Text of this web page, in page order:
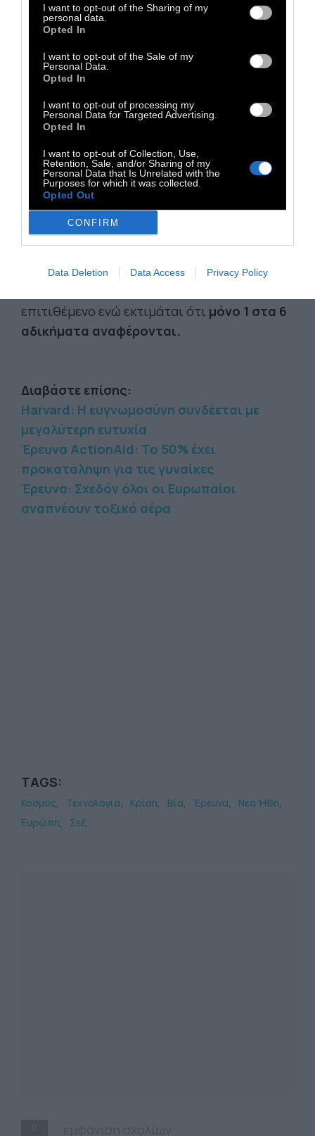
I want to opt-out of the Sharing of my
personal data.
Opted In
I want to opt-out of the Sale of my
Personal Data.
Opted In
I want to opt-out of processing my
Personal Data for Targeted Advertising.
Opted In
I want to opt-out of Collection, Use,
Retention, Sale, and/or Sharing of my
Personal Data that Is Unrelated with the
Purposes for which it was collected.
Opted Out
CONFIRM
Data Deletion Data Access Privacy Policy
αποκαλύπτει στον Guardian ότι έχει
αντιμετωπίσει και περιστατικό με
πρωταγωνιστή 4 ετών!
επιτιθέμενο ενώ εκτιμάται ότι μόνο 1 στα 6
αδικήματα αναφέρονται.
Διαβάστε επίσης:
Harvard: Η ευγνωμοσύνη συνδέεται με
μεγαλύτερη ευτυχία
Έρευνα ActionAid: Το 50% έχει
προκατάληψη για τις γυναίκες
Έρευνα: Σχεδόν όλοι οι Ευρωπαίοι
αναπνέουν τοξικό αέρα
TAGS:
Κόσμος Τεχνολογία Κρίση Βία Έρευνα
Νέα Ήθη
Ευρώπη
Σεξ